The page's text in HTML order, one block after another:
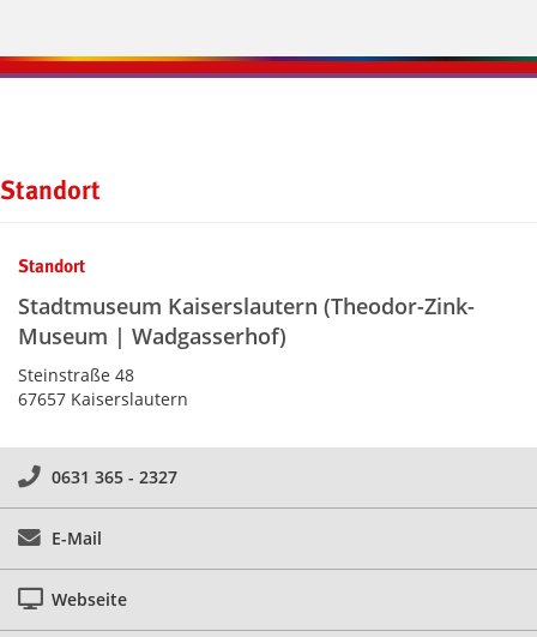
Kontaktinformationen und Weiterführendes
Standort
Standort
Stadtmuseum Kaiserslautern (Theodor-Zink-
Museum | Wadgasserhof)
Steinstraße 48
67657 Kaiserslautern
0631 365 - 2327
E-Mail
Webseite